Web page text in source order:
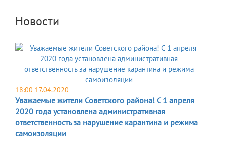
Новости
18:00 17.04.2020
Уважаемые жители Советского района! С 1 апреля
2020 года установлена административная
ответственность за нарушение карантина и режима
самоизоляции